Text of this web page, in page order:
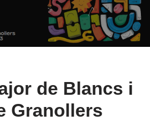
de Blancs i
Granollers